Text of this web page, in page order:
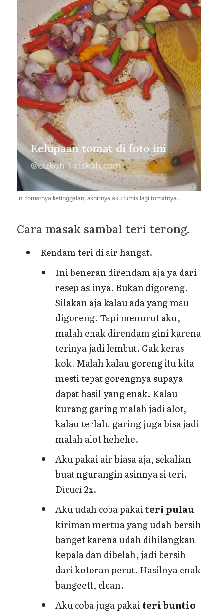
Ini tomatnya ketinggalan, akhirnya aku tumis lagi tomatnya.
Cara masak sambal teri terong.
Rendam teri di air hangat.
Ini beneran direndam aja ya dari
resep aslinya. Bukan digoreng.
Silakan aja kalau ada yang mau
digoreng. Tapi menurut aku,
malah enak direndam gini karena
terinya jadi lembut. Gak keras
kok. Malah kalau goreng itu kita
mesti tepat gorengnya supaya
dapat hasil yang enak. Kalau
kurang garing malah jadi alot,
kalau terlalu garing juga bisa jadi
malah alot hehehe.
Aku pakai air biasa aja, sekalian
buat ngurangin asinnya si teri.
Dicuci 2x.
Aku udah coba pakaiteri pulau
kiriman mertua yang udah bersih
banget karena udah dihilangkan
kepala dan dibelah, jadi bersih
dari kotoran perut. Hasilnya enak
bangeett, clean.
Aku coba juga pakaiteri buntio